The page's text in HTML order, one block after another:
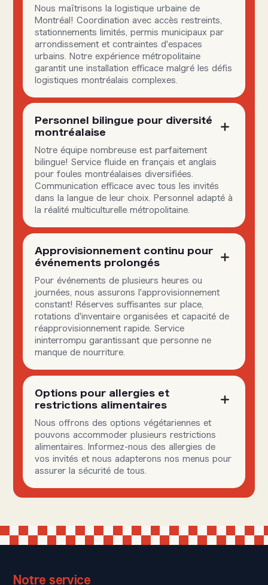
Nous maîtrisons la logistique urbaine de
Montréal! Coordination avec accès restreints,
stationnements limités, permis municipaux par
arrondissement et contraintes d'espaces
urbains. Notre expérience métropolitaine
garantit une installation efficace malgré les défis
logistiques montréalais complexes.
Personnel bilingue pour diversité
montréalaise
Notre équipe nombreuse est parfaitement
bilingue! Service fluide en français et anglais
pour foules montréalaises diversifiées.
Communication efficace avec tous les invités
dans la langue de leur choix. Personnel adapté à
la réalité multiculturelle métropolitaine.
Approvisionnement continu pour
événements prolongés
Pour événements de plusieurs heures ou
journées, nous assurons l'approvisionnement
constant! Réserves suffisantes sur place,
rotations d'inventaire organisées et capacité de
réapprovisionnement rapide. Service
ininterrompu garantissant que personne ne
manque de nourriture.
Options pour allergies et
restrictions alimentaires
Nous offrons des options végétariennes et
pouvons accommoder plusieurs restrictions
alimentaires. Informez-nous des allergies de
vos invités et nous adapterons nos menus pour
assurer la sécurité de tous.
Notre service